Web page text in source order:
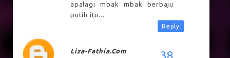
apalagi mbak mbak berbaju
putih itu...
Reply
Liza-Fathia.com